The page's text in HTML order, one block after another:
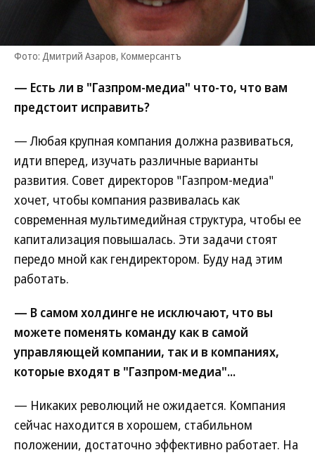
Фото: Дмитрий Азаров, Коммерсантъ
— Есть ли в "Газпром-медиа" что-то, что вам
предстоит исправить?
— Любая крупная компания должна развиваться,
идти вперед, изучать различные варианты
развития. Совет директоров "Газпром-медиа"
хочет, чтобы компания развивалась как
современная мультимедийная структура, чтобы ее
капитализация повышалась. Эти задачи стоят
передо мной как гендиректором. Буду над этим
работать.
— В самом холдинге не исключают, что вы
можете поменять команду как в самой
управляющей компании, так и в компаниях,
которые входят в "Газпром-медиа"...
— Никаких революций не ожидается. Компания
сейчас находится в хорошем, стабильном
положении, достаточно эффективно работает. На